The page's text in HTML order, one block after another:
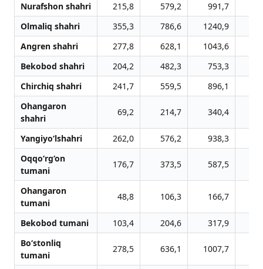
Nurafshon shahri
215,8 579,2 991,7
Olmaliq shahri
355,3 786,6 1240,9
Angren shahri
277,8 628,1 1043,6
Bekobod shahri
204,2 482,3 753,3
Chirchiq shahri
241,7 559,5 896,1
Ohangaron
shahri
69,2 214,7 340,4
Yangiyo‘lshahri 262,0 576,2 938,3
Oqqo‘rg‘on
tumani
176,7 373,5 587,5
Ohangaron
tumani
48,8 106,3 166,7
Bekobod tumani 103,4 204,6 317,9
Bo‘stonliq
tumani
278,5 636,1 1007,7